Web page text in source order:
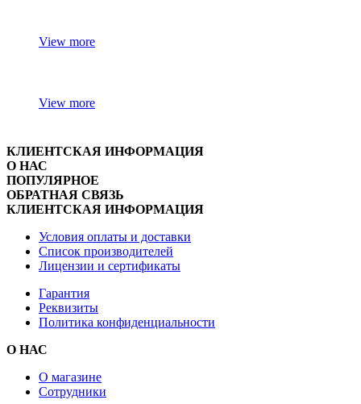
View more
View more
КЛИЕНТСКАЯ ИНФОРМАЦИЯ
О НАС
ПОПУЛЯРНОЕ
ОБРАТНАЯ СВЯЗЬ
КЛИЕНТСКАЯ ИНФОРМАЦИЯ
Условия оплаты и доставки
Список производителей
Лицензии и сертификаты
Гарантия
Реквизиты
Политика конфиденциальности
О НАС
О магазине
Сотрудники